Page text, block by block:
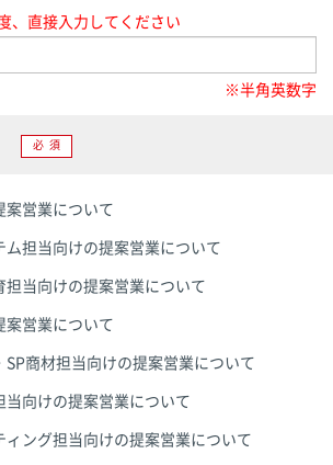
、直接入力してください
※半角英数字
必須
案営業について
ム担当向けの提案営業について
担当向けの提案営業について
案営業について
SP商材担当向けの提案営業について
当向けの提案営業について
ィング担当向けの提案営業について